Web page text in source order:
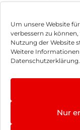
Um unsere Website
verbessern zu
Nutzung der Website
Weitere
Datenschutzerklärung.
Nur
Impressum
Hinweis zur